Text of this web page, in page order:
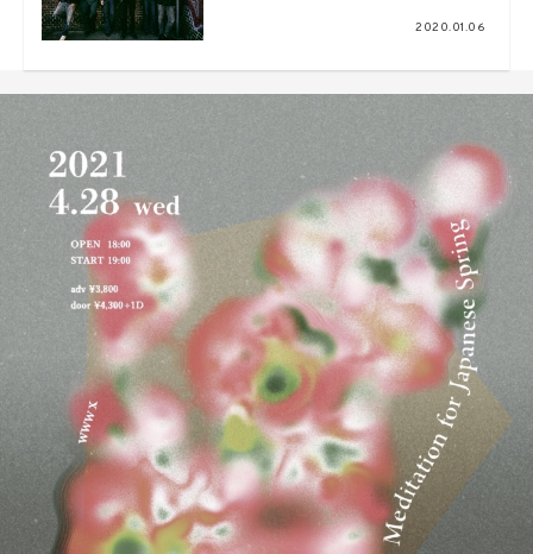
2020」の第一弾にcero、ペトロ
2020.01.06